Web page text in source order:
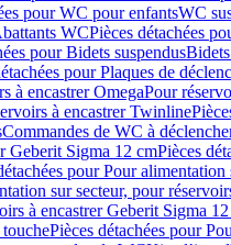
pour WC pour enfantsWC
WCPièces détachées
pour Bidets suspendus
pour Plaques de
à encastrer OmegaPour
à encastrer Twinline
Commandes de WC à
Geberit Sigma 12 cmPièces
pour Pour
sur secteur, pour
à encastrer Geberit Sigma
Pièces détachées pour